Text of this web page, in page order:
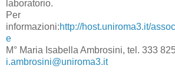
laboratorio.
Per
informazioni:http://host.uniroma3.it/
e
M° Maria Isabella Ambrosini, tel. 333
i.ambrosini@uniroma3.it